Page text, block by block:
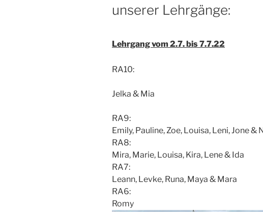
unserer Lehrgänge:
Lehrgang vom 2.7. bis 7.7.22
RA10:
Jelka & Mia
RA9:
Emily, Pauline, Zoe, Louisa, Leni, Jone &
RA8:
Mira, Marie, Louisa, Kira, Lene & Ida
RA7:
Leann, Levke, Runa, Maya & Mara
RA6:
Romy